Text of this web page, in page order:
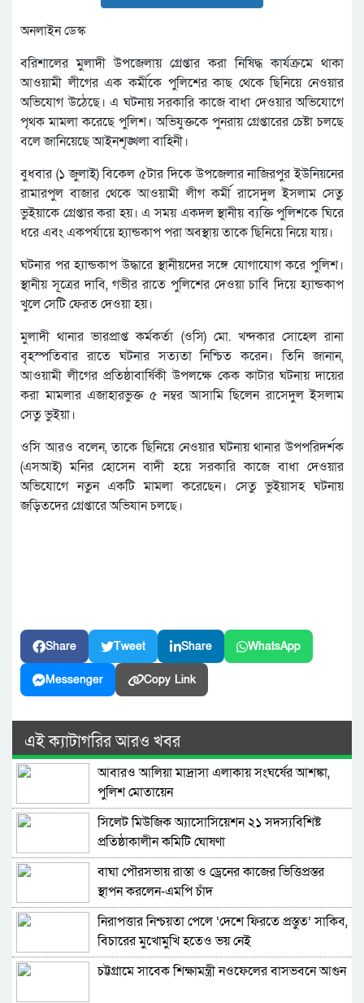
অনলাইন ডেস্ক
বরিশালের মুলাদী উপজেলায় গ্রেপ্তার করা নিষিদ্ধ কার্যক্রমে থাকা
আওয়ামী লীগের এক কর্মীকে পুলিশের কাছ থেকে ছিনিয়ে নেওয়ার
অভিযোগ উঠেছে। এ ঘটনায় সরকারি কাজে বাধা দেওয়ার অভিযোগে
পৃথক মামলা করেছে পুলিশ। অভিযুক্তকে পুনরায় গ্রেপ্তারের চেষ্টা চলছে
বলে জানিয়েছে আইনশৃঙ্খলা বাহিনী।
বুধবার (১ জুলাই) বিকেল ৫টার দিকে উপজেলার নাজিরপুর ইউনিয়নের
রামারপুল বাজার থেকে আওয়ামী লীগ কর্মী রাসেদুল ইসলাম সেতু
ভুইয়াকে গ্রেপ্তার করা হয়। এ সময় একদল স্থানীয় ব্যক্তি পুলিশকে ঘিরে
ধরে এবং একপর্যায়ে হ্যান্ডকাপ পরা অবস্থায় তাকে ছিনিয়ে নিয়ে যায়।
ঘটনার পর হ্যান্ডকাপ উদ্ধারে স্থানীয়দের সঙ্গে যোগাযোগ করে পুলিশ।
স্থানীয় সূত্রের দাবি, গভীর রাতে পুলিশের দেওয়া চাবি দিয়ে হ্যান্ডকাপ
খুলে সেটি ফেরত দেওয়া হয়।
মুলাদী থানার ভারপ্রাপ্ত কর্মকর্তা (ওসি) মো. খন্দকার সোহেল রানা
বৃহস্পতিবার রাতে ঘটনার সত্যতা নিশ্চিত করেন। তিনি জানান,
আওয়ামী লীগের প্রতিষ্ঠাবার্ষিকী উপলক্ষে কেক কাটার ঘটনায় দায়ের
করা মামলার এজাহারভুক্ত ৫ নম্বর আসামি ছিলেন রাসেদুল ইসলাম
সেতু ভুইয়া।
ওসি আরও বলেন, তাকে ছিনিয়ে নেওয়ার ঘটনায় থানার উপপরিদর্শক
(এসআই) মনির হোসেন বাদী হয়ে সরকারি কাজে বাধা দেওয়ার
অভিযোগে নতুন একটি মামলা করেছেন। সেতু ভুইয়াসহ ঘটনায়
জড়িতদের গ্রেপ্তারে অভিযান চলছে।
Share Tweet Share WhatsApp
Messenger Copy Link
এই ক্যাটাগরির আরও খবর
আবারও আলিয়া মাদ্রাসা এলাকায় সংঘর্ষের আশঙ্কা,
পুলিশ মোতায়েন
সিলেট মিউজিক অ্যাসোসিয়েশন ২১ সদস্যবিশিষ্ট
প্রতিষ্ঠাকালীন কমিটি ঘোষণা
বাঘা পৌরসভায় রাস্তা ও ড্রেনের কাজের ভিত্তিপ্রস্তর
স্থাপন করলেন-এমপি চাঁদ
নিরাপত্তার নিশ্চয়তা পেলে ‘দেশে ফিরতে প্রস্তুত’ সাকিব,
বিচারের মুখোমুখি হতেও ভয় নেই
চট্টগ্রামে সাবেক শিক্ষামন্ত্রী নওফেলের বাসভবনে আগুন